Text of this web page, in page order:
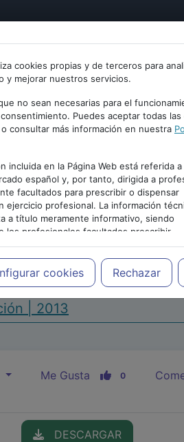
cookies propias y de terceros para
y mejorar nuestros servicios.
no sean necesarias para el
Puedes aceptar todas las
consultar más información en nuestra
incluida en la Página Web está referida a
español y, por tanto, dirigida a
facultados para prescribir o dispensar
ejercicio profesional. La información
a título meramente informativo, siendo
los profesionales facultados prescribir
en cada caso concreto, el
del paciente.
cookies Rechazar
PUBLICIDAD
| 2013
Me Gusta 0
DESCARGAR